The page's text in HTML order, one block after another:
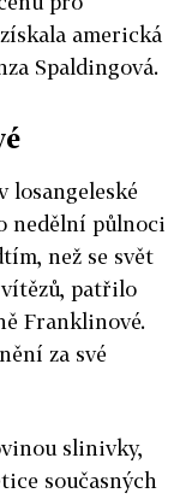
americká
Spaldingová.
losangeleské
nedělní půlnoci
než se svět
patřilo
Franklinové.
za své
slinivky,
současných